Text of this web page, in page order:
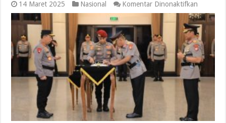
14 Maret 2025 Nasional Komentar Dinonaktifkan
Irjen
Pol.
Endar
Prianto
Jabat
Kapolda
Kaltim